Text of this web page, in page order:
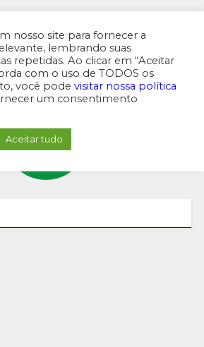
nosso site para fornecer a
lembrando suas
repetidas. Ao clicar em “Aceitar
com o uso de TODOS os
você pode visitar nossa política
um consentimento
Aceitar tudo